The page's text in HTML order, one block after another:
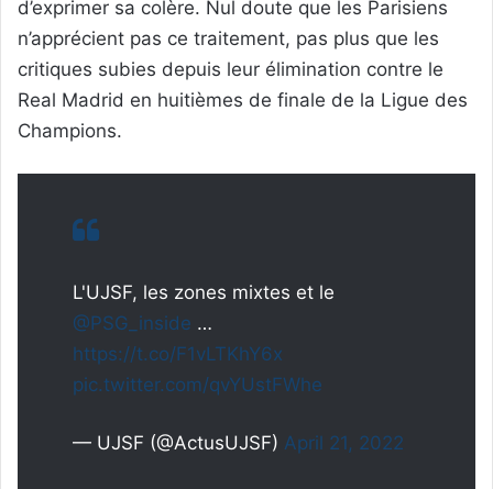
d’exprimer sa colère. Nul doute que les Parisiens
n’apprécient pas ce traitement, pas plus que les
critiques subies depuis leur élimination contre le
Real Madrid en huitièmes de finale de la Ligue des
Champions.
L'UJSF, les zones mixtes et le
@PSG_inside …
https://t.co/F1vLTKhY6x
pic.twitter.com/qvYUstFWhe
— UJSF (@ActusUJSF) April 21, 2022